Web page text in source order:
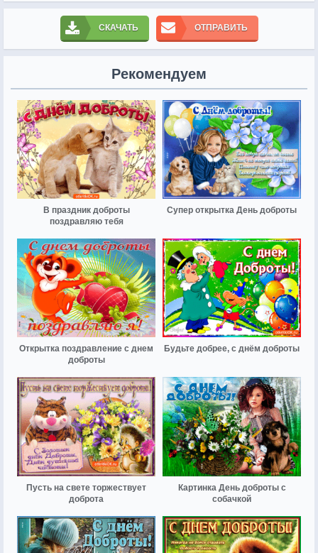
СКАЧАТЬ ОТПРАВИТЬ
Рекомендуем
В праздник доброты
поздравляю тебя
Супер открытка День доброты
Открытка поздравление с днем
доброты
Будьте добрее, с днём доброты
Пусть на свете торжествует
доброта
Картинка День доброты с
собачкой